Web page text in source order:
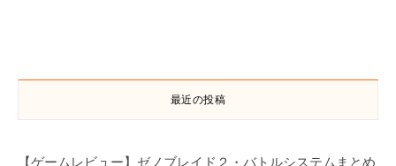
最近の投稿
【ゲームレビュー】ゼノブレイド２・バトルシステムまとめ